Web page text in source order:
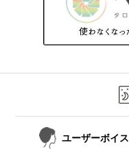
ユーザーボイス